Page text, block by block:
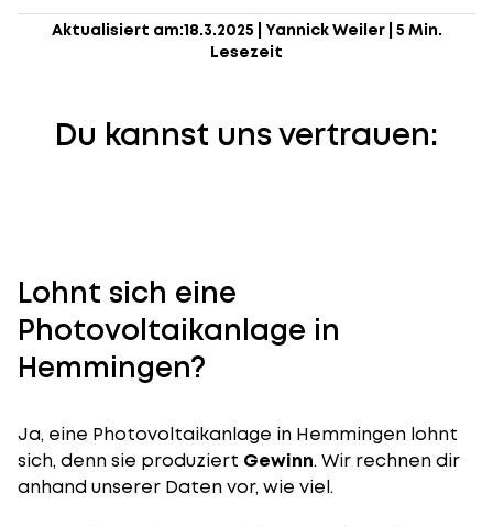
Aktualisiert am:18.3.2025 Yannick Weiler| 5 Min.
Lesezeit
Du kannst uns vertrauen:
Lohnt sich eine
Photovoltaikanlage in
Hemmingen?
Ja, eine Photovoltaikanlage in Hemmingen lohnt
sich, denn sie produziert Gewinn. Wir rechnen dir
anhand unserer Daten vor, wie viel.